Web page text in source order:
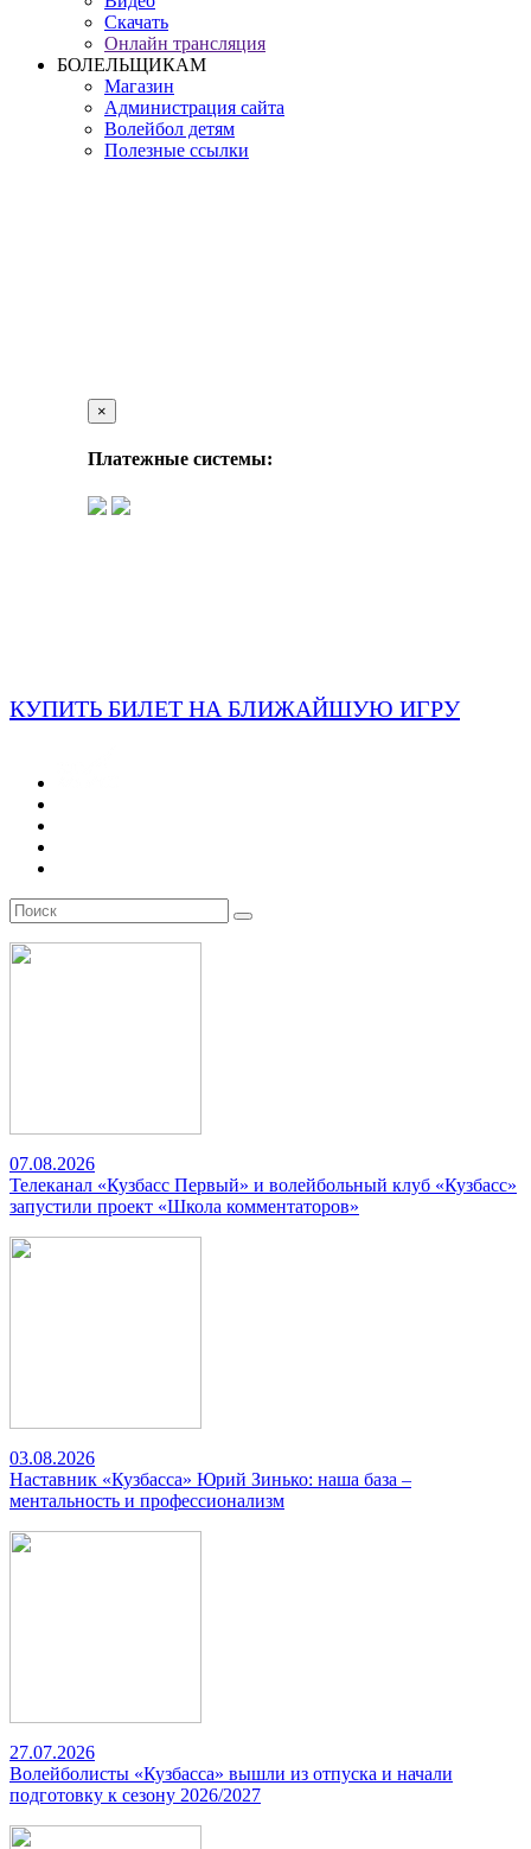
Скачать
Онлайн трансляция
БОЛЕЛЬЩИКАМ
Магазин
Администрация сайта
Волейбол детям
Полезные ссылки
×
Платежные системы:
КУПИТЬ БИЛЕТ НА БЛИЖАЙШУЮ ИГРУ
07.08.2026
Телеканал «Кузбасс Первый» и волейбольный клуб «Кузбасс»
запустили проект «Школа комментаторов»
03.08.2026
Наставник «Кузбасса» Юрий Зинько: наша база –
ментальность и профессионализм
27.07.2026
Волейболисты «Кузбасса» вышли из отпуска и начали
подготовку к сезону 2026/2027